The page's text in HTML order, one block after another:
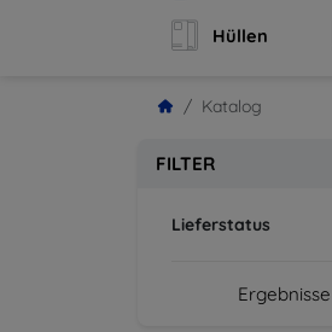
Hüllen
Katalog
FILTER
Lieferstatus
Ergebnisse